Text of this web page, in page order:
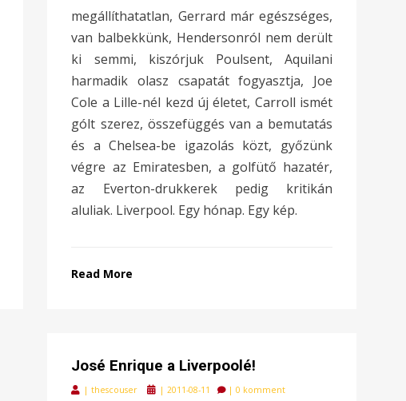
megállíthatatlan, Gerrard már egészséges,
van balbekkünk, Hendersonról nem derült
ki semmi, kiszórjuk Poulsent, Aquilani
harmadik olasz csapatát fogyasztja, Joe
Cole a Lille-nél kezd új életet, Carroll ismét
gólt szerez, összefüggés van a bemutatás
és a Chelsea-be igazolás közt, győzünk
végre az Emiratesben, a golfütő hazatér,
az Everton-drukkerek pedig kritikán
aluliak. Liverpool. Egy hónap. Egy kép.
Read More
José Enrique a Liverpoolé!
|thescouser
Posted
|2011-08-11 |0 komment